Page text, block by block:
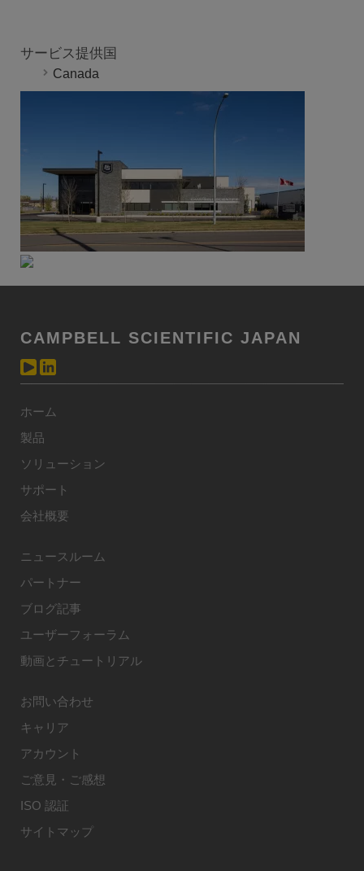
サービス提供国
Canada
CAMPBELL SCIENTIFIC JAPAN
ホーム
製品
ソリューション
サポート
会社概要
ニュースルーム
パートナー
ブログ記事
ユーザーフォーラム
動画とチュートリアル
お問い合わせ
キャリア
アカウント
ご意見・ご感想
ISO 認証
サイトマップ